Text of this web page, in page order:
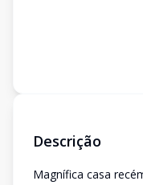
Descrição
Magnífica casa